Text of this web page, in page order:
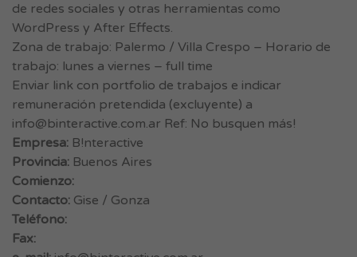
de redes sociales y otras herramientas como
WordPress y After Effects.
Zona de trabajo: Palermo / Villa Crespo – Horario de
trabajo: lunes a viernes – full time
Enviar link con portfolio de trabajos e indicar
remuneración pretendida (excluyente) a
info@binteractive.com.ar Ref: No busquen más!
Empresa: B!nteractive
Provincia: Buenos Aires
Comienzo:
Contacto: Gise / Gonza
Teléfono:
Fax: